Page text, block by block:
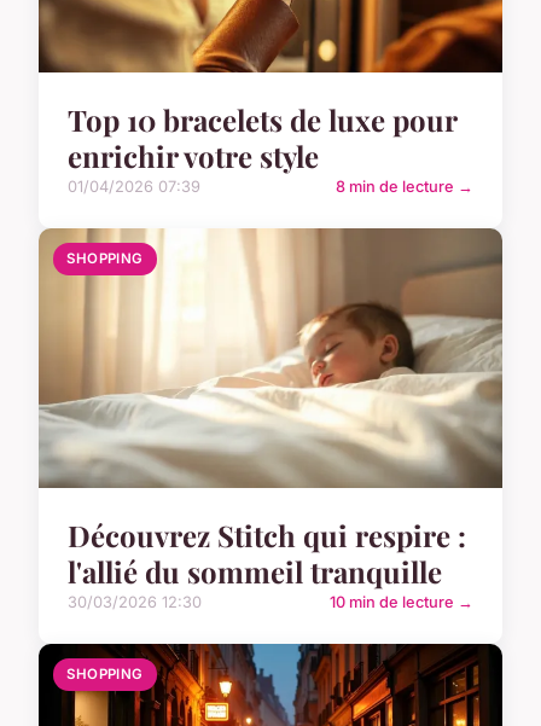
Top 10 bracelets de luxe pour
enrichir votre style
01/04/2026 07:39 8 min de lecture →
SHOPPING
Découvrez Stitch qui respire :
l'allié du sommeil tranquille
30/03/2026 12:30 10 min de lecture →
SHOPPING